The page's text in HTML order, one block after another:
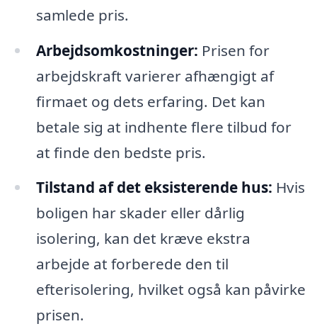
samlede pris.
Arbejdsomkostninger: Prisen for
arbejdskraft varierer afhængigt af
firmaet og dets erfaring. Det kan
betale sig at indhente flere tilbud for
at finde den bedste pris.
Tilstand af det eksisterende hus: Hvis
boligen har skader eller dårlig
isolering, kan det kræve ekstra
arbejde at forberede den til
efterisolering, hvilket også kan påvirke
prisen.